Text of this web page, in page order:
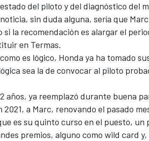
del piloto y del diagnóstico del
sin duda alguna, sería que
si la recomendación es alargar el
en Termas.
es lógico, Honda ya ha tomado
sea la de convocar al piloto
años, ya reemplazó durante buena
2021, a Marc, renovando el pasado
es su quinto curso en el puesto,
premios, alguno como wild card